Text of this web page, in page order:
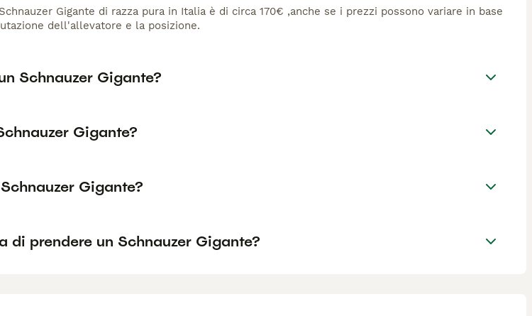
Gigante di razza pura in Italia è di circa 170€ ,anche se i prezzi possono variare in base
dell'allevatore e la posizione.
Schnauzer Gigante?
Gigante?
Gigante?
di prendere un Schnauzer Gigante?